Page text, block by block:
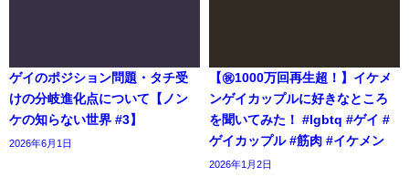
ゲイのポジション問題・タチ受
けの分岐進化点について【ノン
ケの知らない世界 #3】
2026年6月1日
【㊗️1000万回再生超！】イケメ
ンゲイカップルに好きなところ
を聞いてみた！ #lgbtq #ゲイ #
ゲイカップル #筋肉 #イケメン
2026年1月2日